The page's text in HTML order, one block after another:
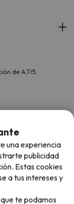
de 4,7/5.
una experiencia
publicidad
Estas cookies
a tus intereses y
te podamos